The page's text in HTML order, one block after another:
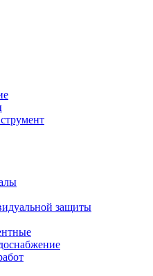
защиты